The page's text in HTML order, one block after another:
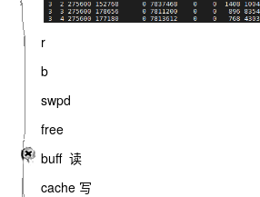
r
b
swpd
free
buff 读
cache 写